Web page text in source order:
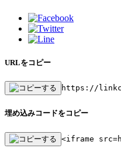
URLをコピー
https://
埋め込みコードをコピー
<iframe